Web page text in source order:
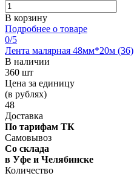
В корзину
Подробнее о товаре
0/5
Лента малярная 48мм*20м (36)
В наличии
360 шт
Цена за единицу
(в рублях)
48
Доставка
По тарифам ТК
Самовывоз
Со склада
в Уфе и Челябинске
Количество